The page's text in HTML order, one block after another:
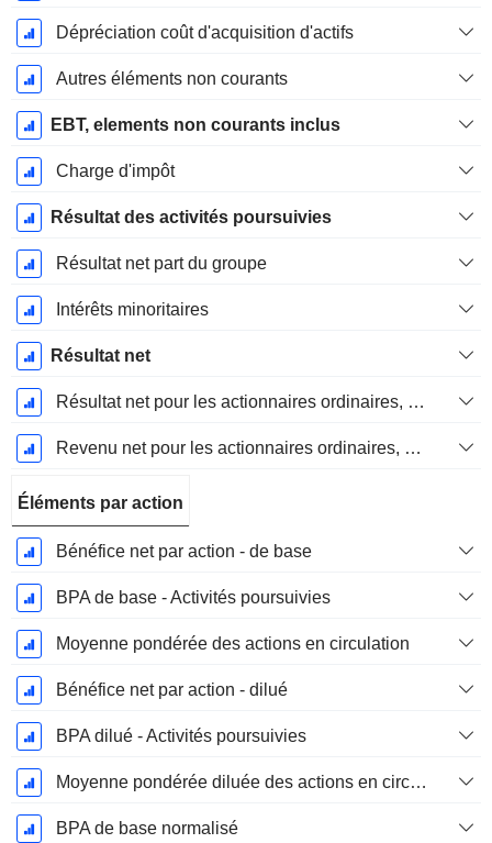
Dépréciation coût d'acquisition d'actifs
Autres éléments non courants
EBT, elements non courants inclus
Charge d'impôt
Résultat des activités poursuivies
Résultat net part du groupe
Intérêts minoritaires
Résultat net
Résultat net pour les actionnaires ordinaires, éléments exceptionnels inclus.
Revenu net pour les actionnaires ordinaires, hors éléments exceptionnelsRésultat net pour les actionnaires ordinaires, éléments exceptionnels exclus.
Éléments par action
Bénéfice net par action - de base
BPA de base - Activités poursuivies
Moyenne pondérée des actions en circulation
Bénéfice net par action - dilué
BPA dilué - Activités poursuivies
Moyenne pondérée diluée des actions en circulation
BPA de base normalisé